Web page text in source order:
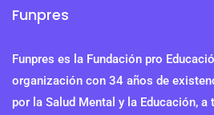
Funpres
Funpres es la Fundación pro
organización con 34 años de
por la Salud Mental y la Educación, a